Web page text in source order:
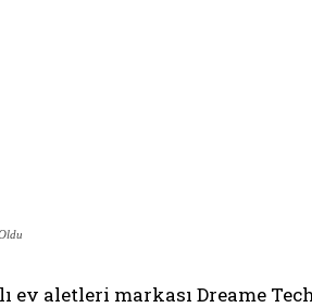
ev aletleri markası Dreame